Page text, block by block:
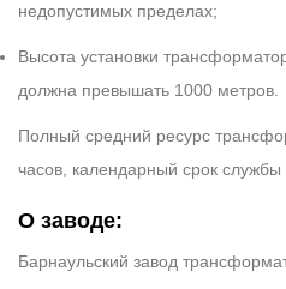
недопустимых пределах;
Высота установки
должна превышать 1000 метров.
Полный средний ресурс
часов, календарный срок
О заводе:
Барнаульский завод